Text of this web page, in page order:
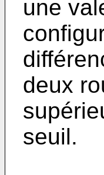
une
deux
seuil.